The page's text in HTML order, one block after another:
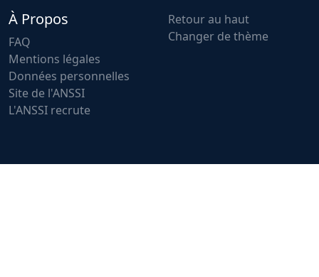
À Propos
FAQ
Mentions légales
Données personnelles
Site de l'ANSSI
L'ANSSI recrute
Retour au haut
Changer de thème